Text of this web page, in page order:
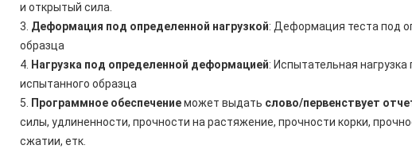
и открытый сила.
3. Деформация под определенной нагрузкой: Деформация теста под
образца
4. Нагрузка под определенной деформацией: Испытательная
испытанного образца
5. Программное обеспечениеможет выдать слово/первенствует
силы, удлиненности, прочности на растяжение, прочности корки,
сжатии, етк.